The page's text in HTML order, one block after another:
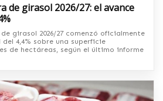
de girasol 2026/27: el avance
girasol 2026/27 comenzó oficialmente
4,4% sobre una superficie
de hectáreas, según el último informe